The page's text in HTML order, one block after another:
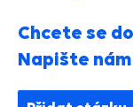
Chcete se
Napište